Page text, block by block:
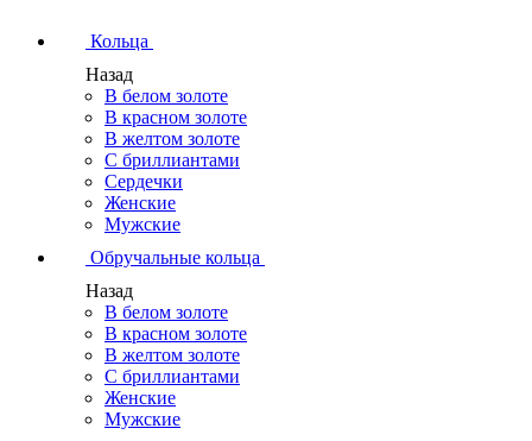
Кольца
Назад
В белом золоте
В красном золоте
В желтом золоте
С бриллиантами
Сердечки
Женские
Мужские
Обручальные кольца
Назад
В белом золоте
В красном золоте
В желтом золоте
С бриллиантами
Женские
Мужские